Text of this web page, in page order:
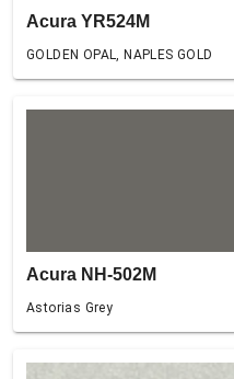
Acura YR524M
GOLDEN OPAL, NAPLES GOLD
Acura NH-502M
Astorias Grey